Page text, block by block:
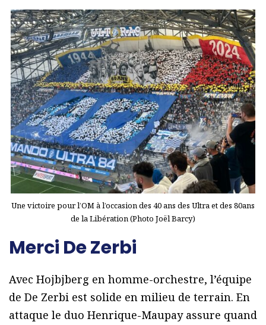
Une victoire pour l’OM à l’occasion des 40 ans des Ultra et des 80ans
de la Libération (Photo Joël Barcy)
Merci De Zerbi
Avec Hojbjberg en homme-orchestre, l’équipe
de De Zerbi est solide en milieu de terrain. En
attaque le duo Henrique-Maupay assure quand